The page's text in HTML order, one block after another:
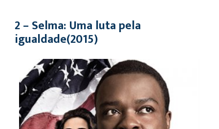
2 – Selma: Uma luta pela
igualdade(2015)